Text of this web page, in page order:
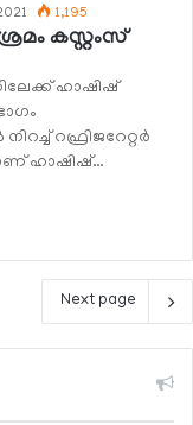
1,195
കസ്റ്റംസ്
ഹാഷിഷ്
റഫ്രിജറേറ്റര്‍
ഹാഷിഷ്…
Next page